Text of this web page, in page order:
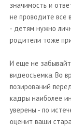
значимость и
не проводите все
- детям нужно
родители тоже
И еще не
видеосъемка. Во
позирований
кадры наиболее
уверены - по
оценит ваши